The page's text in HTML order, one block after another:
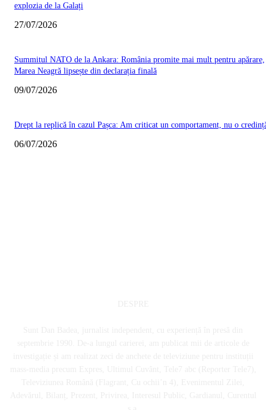
explozia de la Galați
27/07/2026
Summitul NATO de la Ankara: România promite mai mult pentru apărare,
Marea Neagră lipsește din declarația finală
09/07/2026
Drept la replică în cazul Pașca: Am criticat un comportament, nu o
06/07/2026